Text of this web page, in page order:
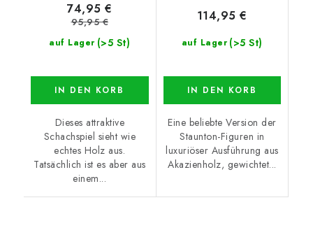
auf Lager (>5 St)
74,95 €
95,95 €
IN DEN KORB
Dieses attraktive
Schachspiel sieht wie
echtes Holz aus.
Tatsächlich ist es aber aus
einem...
auf Lager (>5 St)
114,95 €
IN DEN KORB
Eine beliebte Version der
Staunton-Figuren in
luxuriöser Ausführung aus
Akazienholz, gewichtet...